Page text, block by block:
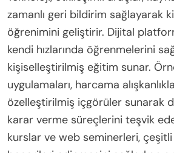
öğrenme, içeriği bireysel
alaka düzeyini ve etkinliği sağlar.
bireyleri finansal bilgi ile
ölçüde azaltır ve refahı artırır.
Teknoloji Kişisel Finans
Teknoloji, etkileşimli araçlar,
zamanlı geri bildirim sağlayarak